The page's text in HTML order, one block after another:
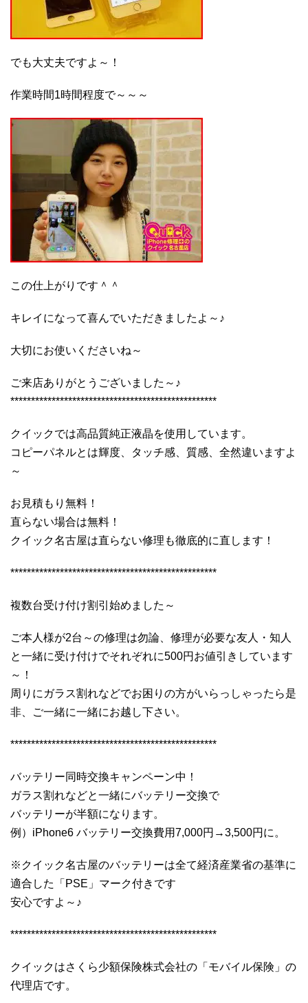
でも大丈夫ですよ～！
作業時間1時間程度で～～～
この仕上がりです＾＾
キレイになって喜んでいただきましたよ～♪
大切にお使いくださいね～
ご来店ありがとうございました～♪
**************************************************
クイックでは高品質純正液晶を使用しています。
コピーパネルとは輝度、タッチ感、質感、全然違いますよ
～
お見積もり無料！
直らない場合は無料！
クイック名古屋は直らない修理も徹底的に直します！
**************************************************
複数台受け付け割引始めました～
ご本人様が2台～の修理は勿論、修理が必要な友人・知人
と一緒に受け付けでそれぞれに500円お値引きしています
～！
周りにガラス割れなどでお困りの方がいらっしゃったら是
非、ご一緒に一緒にお越し下さい。
**************************************************
バッテリー同時交換キャンペーン中！
ガラス割れなどと一緒にバッテリー交換で
バッテリーが半額になります。
例）iPhone6 バッテリー交換費用7,000円→3,500円に。
※クイック名古屋のバッテリーは全て経済産業省の基準に
適合した「PSE」マーク付きです
安心ですよ～♪
**************************************************
クイックはさくら少額保険株式会社の「モバイル保険」の
代理店です。